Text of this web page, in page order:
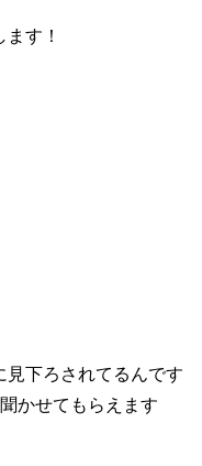
す！
見下ろされてるんです
かせてもらえます